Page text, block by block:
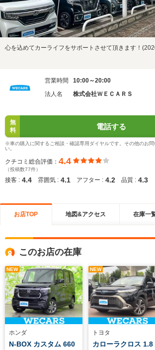
心を込めてカーライフをサポートさせて頂きます！
営業時間
10:00～20:00
法人名
株式会社ＷＥＣＡＲＳ
無
料
電話する
※車の購入に関するご相談・確認専用ダイヤルです。その他のお問
い。
クチコミ総合評価： 4.4
（投稿数77件）
接客 : 4.4 雰囲気 : 4.1 アフター : 4.2 品質 : 4.3
お店TOP 地図&アクセス 在庫一
このお店の在庫
NEW
ホンダ
N-BOX カスタム 660
NEW
トヨタ
カローラクロス 1.8